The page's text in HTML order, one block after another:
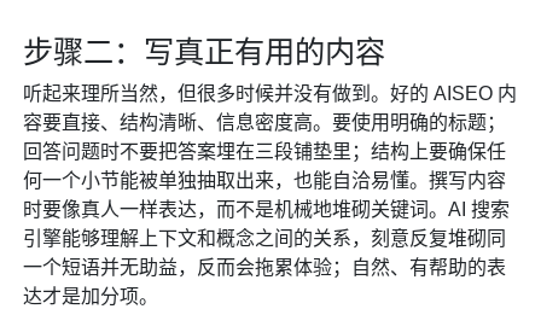
步骤二：写真正有用的内容
听起来理所当然，但很多时候并没有做到。好的 AISEO 内
容要直接、结构清晰、信息密度高。要使用明确的标题；
回答问题时不要把答案埋在三段铺垫里；结构上要确保任
何一个小节能被单独抽取出来，也能自洽易懂。撰写内容
时要像真人一样表达，而不是机械地堆砌关键词。AI 搜索
引擎能够理解上下文和概念之间的关系，刻意反复堆砌同
一个短语并无助益，反而会拖累体验；自然、有帮助的表
达才是加分项。